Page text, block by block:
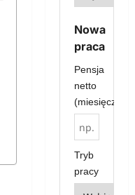
Nowa
praca
Pensja
netto
(miesięcznie)
Tryb
pracy